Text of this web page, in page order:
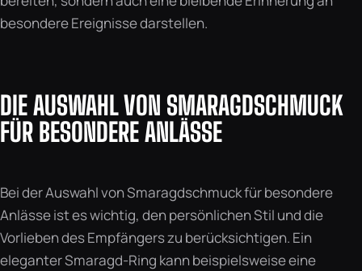
besondere Ereignisse darstellen.
DIE AUSWAHL VON SMARAGDSCHMUCK
FÜR BESONDERE ANLÄSSE
Bei der Auswahl von Smaragdschmuck für besondere
Anlässe ist es wichtig, den persönlichen Stil und die
Vorlieben des Empfängers zu berücksichtigen. Ein
eleganter Smaragd-Ring kann beispielsweise eine